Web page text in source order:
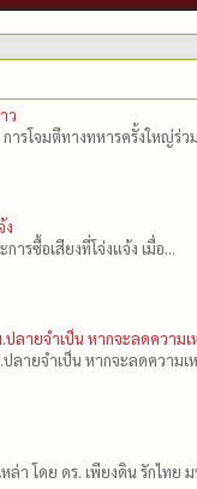
ว
รโจมตีทางทหารครั้งใหญ่ร่ว
ง
ารซื้อเสียงที่โจ่งแจ้ง เมื่อ...
ลายจำเป็น หากจะลดความ
ลายจำเป็น หากจะลดความ
โดย ดร.​ เพียงดิน รักไทย